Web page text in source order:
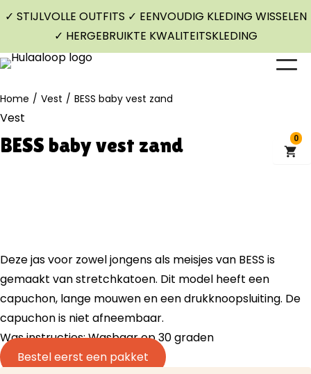
✓ STIJLVOLLE OUTFITS ✓ EENVOUDIG KLEDING WISSELEN
✓ HERGEBRUIKTE KWALITEITSKLEDING
Home / Vest / BESS baby vest zand
Vest
BESS baby vest zand
Deze jas voor zowel jongens als meisjes van BESS is
gemaakt van stretchkatoen. Dit model heeft een
capuchon, lange mouwen en een drukknoopsluiting. De
capuchon is niet afneembaar.
Was instructies: Wasbaar op 30 graden
Bestel eerst een pakket
0